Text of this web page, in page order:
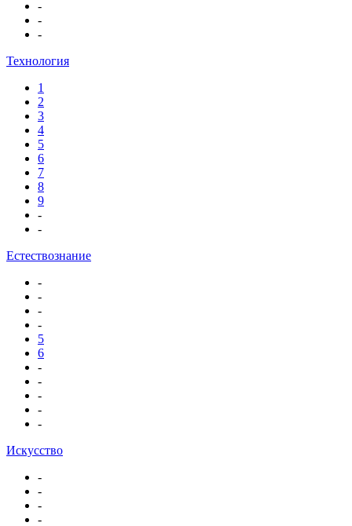
-
-
-
Технология
1
2
3
4
5
6
7
8
9
-
-
Естествознание
-
-
-
-
5
6
-
-
-
-
-
Искусство
-
-
-
-